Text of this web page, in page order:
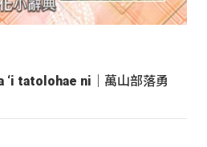
‘i tatolohae ni｜萬山部落勇